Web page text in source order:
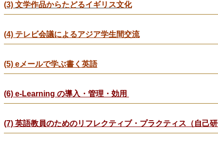
(3) 文学作品からたどるイギリス文化
(4) テレビ会議によるアジア学生間交流
(5) eメールで学ぶ書く英語
(6) e-Learning の導入・管理・効用
(7) 英語教員のためのリフレクティブ・プラクティス（自己